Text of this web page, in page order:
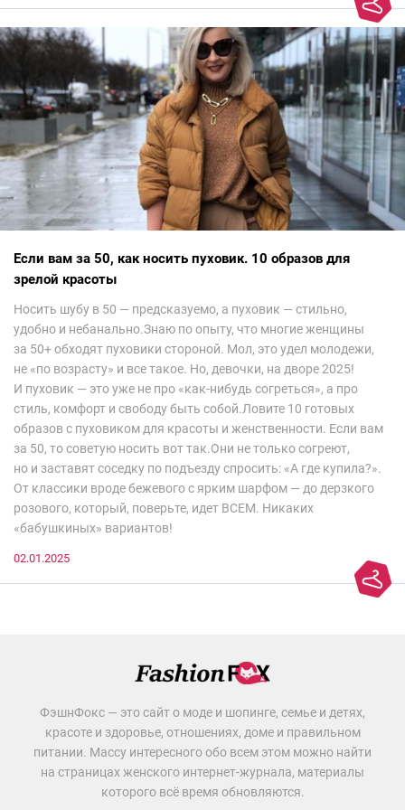
колорит Ближнего Востока на современный манер — это
невероятно красиво.Все стереотипы, какие были у меня насчет
арабских дизайнеров, рассеялись как дым. А столько красоты
сегодня сложно увидеть на других известных неделях
мод.Самое интересное сейчас покажу ?
Если вам за 50, как носить пуховик. 10 образов для
зрелой красоты
Носить шубу в 50 — предсказуемо, а пуховик — стильно,
удобно и небанально.Знаю по опыту, что многие женщины
за 50+ обходят пуховики стороной. Мол, это удел молодежи,
не «по возрасту» и все такое. Но, девочки, на дворе 2025!
И пуховик — это уже не про «как-нибудь согреться», а про
стиль, комфорт и свободу быть собой.Ловите 10 готовых
образов с пуховиком для красоты и женственности. Если вам
за 50, то советую носить вот так.Они не только согреют,
но и заставят соседку по подъезду спросить: «А где купила?».
От классики вроде бежевого с ярким шарфом — до дерзкого
розового, который, поверьте, идет ВСЕМ. Никаких
«бабушкиных» вариантов!
02.01.2025
ФэшнФокс — это сайт о моде и шопинге, семье и детях,
красоте и здоровье, отношениях, доме и правильном
питании. Массу интересного обо всем этом можно найти
на страницах женского интернет-журнала, материалы
которого всё время обновляются.